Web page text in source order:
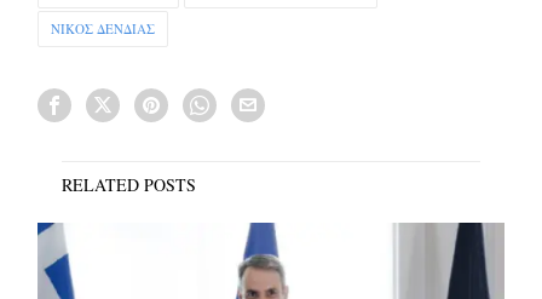
ΝΙΚΟΣ ΔΕΝΔΙΑΣ
RELATED POSTS